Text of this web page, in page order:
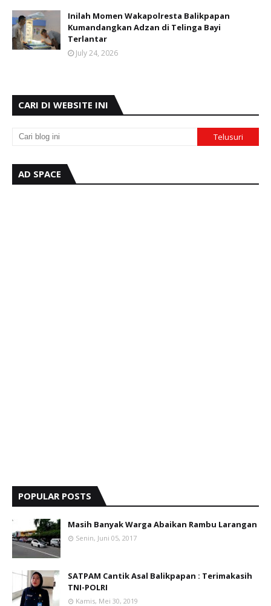
Inilah Momen Wakapolresta Balikpapan
Kumandangkan Adzan di Telinga Bayi
Terlantar
July 24, 2026
CARI DI WEBSITE INI
AD SPACE
POPULAR POSTS
Masih Banyak Warga Abaikan Rambu Larangan
Senin, Juni 05, 2017
SATPAM Cantik Asal Balikpapan : Terimakasih
TNI-POLRI
Kamis, Mei 30, 2019